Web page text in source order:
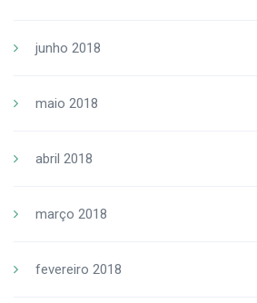
junho 2018
maio 2018
abril 2018
março 2018
fevereiro 2018